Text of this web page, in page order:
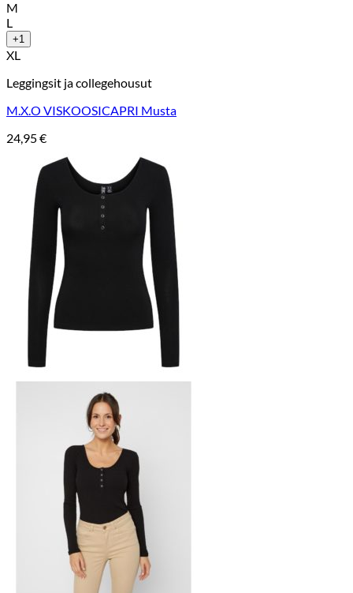
M
L
+1
XL
Leggingsit ja collegehousut
M.X.O VISKOOSICAPRI Musta
24,95€